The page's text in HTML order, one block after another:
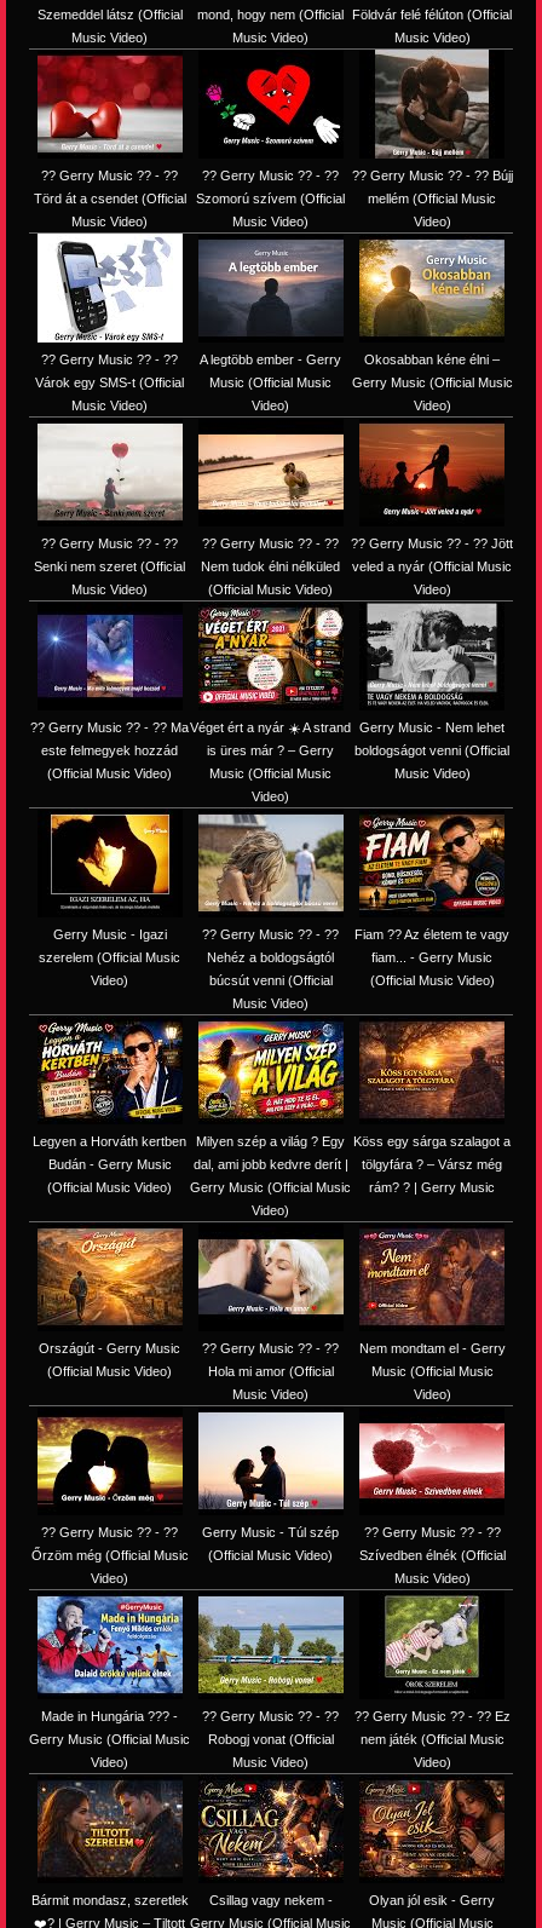
Szemeddel látsz (Official
Music Video)
mond, hogy nem (Official
Music Video)
Földvár felé félúton (Official
Music Video)
?? Gerry Music ?? - ??
Törd át a csendet (Official
Music Video)
?? Gerry Music ?? - ??
Szomorú szívem (Official
Music Video)
?? Gerry Music ?? - ?? Bújj
mellém (Official Music
Video)
?? Gerry Music ?? - ??
Várok egy SMS-t (Official
Music Video)
A legtöbb ember - Gerry
Music (Official Music
Video)
Okosabban kéne élni –
Gerry Music (Official Music
Video)
?? Gerry Music ?? - ??
Senki nem szeret (Official
Music Video)
?? Gerry Music ?? - ??
Nem tudok élni nélküled
(Official Music Video)
?? Gerry Music ?? - ?? Jött
veled a nyár (Official Music
Video)
?? Gerry Music ?? - ?? Ma
este felmegyek hozzád
(Official Music Video)
Véget ért a nyár ☀️ A strand
is üres már ? – Gerry
Music (Official Music
Video)
Gerry Music - Nem lehet
boldogságot venni (Official
Music Video)
Gerry Music - Igazi
szerelem (Official Music
Video)
?? Gerry Music ?? - ??
Nehéz a boldogságtól
búcsút venni (Official
Music Video)
Fiam ?‍? Az életem te vagy
fiam... - Gerry Music
(Official Music Video)
Legyen a Horváth kertben
Budán - Gerry Music
(Official Music Video)
Milyen szép a világ ? Egy
dal, ami jobb kedvre derít |
Gerry Music (Official Music
Video)
Köss egy sárga szalagot a
tölgyfára ?️ – Vársz még
rám? ? | Gerry Music
Országút - Gerry Music
(Official Music Video)
?? Gerry Music ?? - ??
Hola mi amor (Official
Music Video)
Nem mondtam el - Gerry
Music (Official Music
Video)
?? Gerry Music ?? - ??
Őrzöm még (Official Music
Video)
Gerry Music - Túl szép
(Official Music Video)
?? Gerry Music ?? - ??
Szívedben élnék (Official
Music Video)
Made in Hungária ??? -
Gerry Music (Official Music
Video)
?? Gerry Music ?? - ??
Robogj vonat (Official
Music Video)
?? Gerry Music ?? - ?? Ez
nem játék (Official Music
Video)
Bármit mondasz, szeretlek
❤️‍? | Gerry Music – Tiltott
Csillag vagy nekem -
Gerry Music (Official Music
Olyan jól esik - Gerry
Music (Official Music